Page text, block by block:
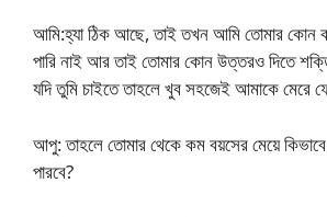
আমি:হ্যা ঠিক আছে, তাই তখন আমি তোমার কোন
পারি নাই আর তাই তোমার কোন উত্তরও দিতে
যদি তুমি চাইতে তাহলে খুব সহজেই আমাকে মেরে
আপু: তাহলে তোমার থেকে কম বয়সের মেয়ে
পারবে?